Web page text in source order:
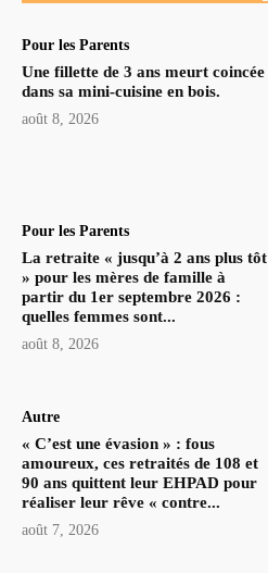
Pour les Parents
Une fillette de 3 ans meurt coincée
dans sa mini-cuisine en bois.
août 8, 2026
Pour les Parents
La retraite « jusqu’à 2 ans plus tôt
» pour les mères de famille à
partir du 1er septembre 2026 :
quelles femmes sont...
août 8, 2026
Autre
« C’est une évasion » : fous
amoureux, ces retraités de 108 et
90 ans quittent leur EHPAD pour
réaliser leur rêve « contre...
août 7, 2026